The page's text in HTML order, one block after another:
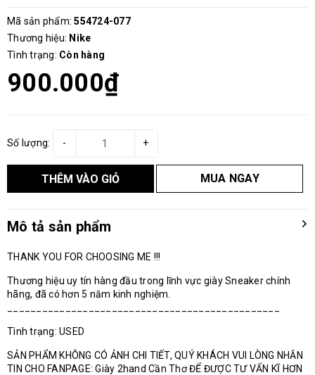
Mã sản phẩm: 554724-077
Thương hiệu: Nike
Tình trạng: Còn hàng
900.000₫
Số lượng: +
-
THÊM VÀO GIỎ MUA NGAY
Mô tả sản phẩm
THANK YOU FOR CHOOSING ME !!!
Thương hiệu uy tín hàng đầu trong lĩnh vực giày Sneaker chính
hãng, đã có hơn 5 năm kinh nghiệm.
Tình trạng: USED
SẢN PHẨM KHÔNG CÓ ẢNH CHI TIẾT, QUÝ KHÁCH VUI LÒNG NHẮN
TIN CHO FANPAGE: Giày 2hand Cần Thơ ĐỂ ĐƯỢC TƯ VẤN KĨ HƠN